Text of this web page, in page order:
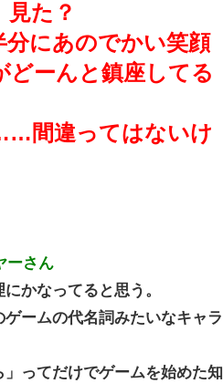
見た？
分にあのでかい笑顔
どーんと鎮座してる
間違ってはないけ
ーさん
かなってると思う。
ゲームの代名詞みたいなキャラ
」ってだけでゲームを始めた知